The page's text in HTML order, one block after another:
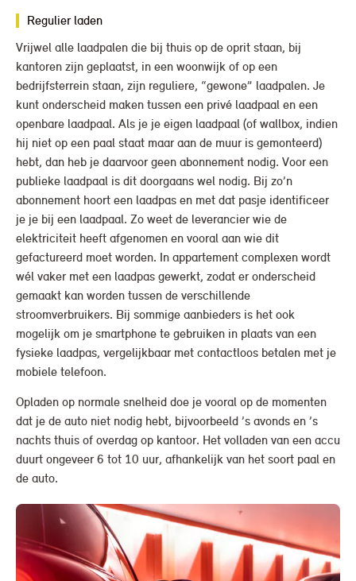
Regulier laden
Vrijwel alle laadpalen die bij thuis op de oprit staan, bij
kantoren zijn geplaatst, in een woonwijk of op een
bedrijfsterrein staan, zijn reguliere, “gewone” laadpalen. Je
kunt onderscheid maken tussen een privé laadpaal en een
openbare laadpaal. Als je je eigen laadpaal (of wallbox, indien
hij niet op een paal staat maar aan de muur is gemonteerd)
hebt, dan heb je daarvoor geen abonnement nodig. Voor een
publieke laadpaal is dit doorgaans wel nodig. Bij zo’n
abonnement hoort een laadpas en met dat pasje identificeer
je je bij een laadpaal. Zo weet de leverancier wie de
elektriciteit heeft afgenomen en vooral aan wie dit
gefactureerd moet worden. In appartement complexen wordt
wél vaker met een laadpas gewerkt, zodat er onderscheid
gemaakt kan worden tussen de verschillende
stroomverbruikers. Bij sommige aanbieders is het ook
mogelijk om je smartphone te gebruiken in plaats van een
fysieke laadpas, vergelijkbaar met contactloos betalen met je
mobiele telefoon.
Opladen op normale snelheid doe je vooral op de momenten
dat je de auto niet nodig hebt, bijvoorbeeld ’s avonds en ’s
nachts thuis of overdag op kantoor. Het volladen van een accu
duurt ongeveer 6 tot 10 uur, afhankelijk van het soort paal en
de auto.